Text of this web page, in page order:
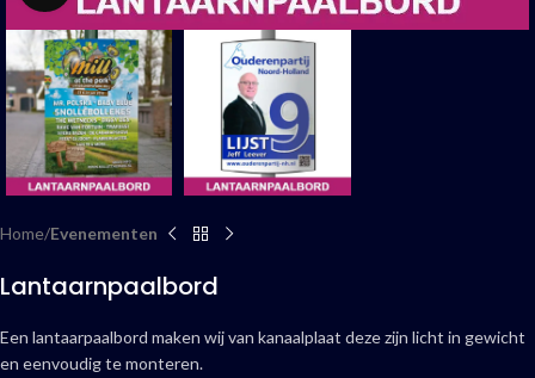
Home Evenementen
Lantaarnpaalbord
Een lantaarpaalbord maken wij van kanaalplaat deze zijn licht in gewicht
en eenvoudig te monteren.